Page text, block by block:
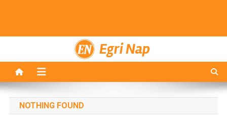
Egri Nap
NOTHING FOUND